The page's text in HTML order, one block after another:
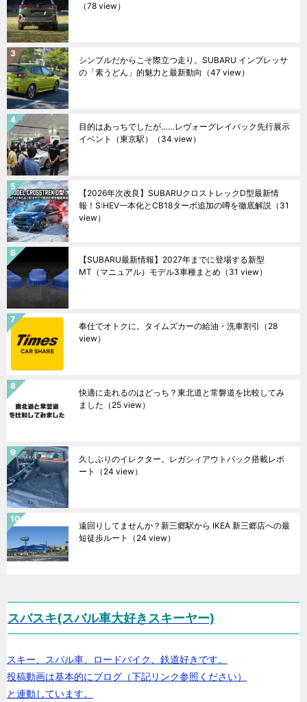
（78 view）
シンプルだからこそ際立つ走り。SUBARU インプレッサ
の「素うどん」的魅力と最新動向 （47 view）
目的はあっちでしたが……レヴォーグレイバック先行展示
イベント（東京駅）
（34 view）
【2026年次改良】SUBARUクロストレックD型最新情
報！S:HEV一本化とCB18ターボ追加の噂を徹底解説 （31
view）
【SUBARU最新情報】2027年までに登場する新型
MT（マニュアル）モデル3車種まとめ （31 view）
奉仕でオトクに。タイムズカーの給油・洗車割引 （28
view）
快適に走れるのはどっち？東北道と常磐道を比較してみ
ました （25 view）
久しぶりのイレクター。レガシィアウトバック搭載レポ
ート
（24 view）
遠回りしてませんか？新三郷駅から IKEA 新三郷店への最
短徒歩ルート
（24 view）
スバスキ(スバル車大好きスキーヤー)
スキー、スバル車、ロードバイク、鉄道好きです。
投稿動画は基本的にブログ（下記リンク参照ください）
と連動しています。